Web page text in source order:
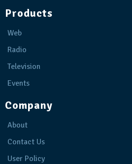
Products
Web
Radio
Television
Events
Company
About
Contact Us
User Policy